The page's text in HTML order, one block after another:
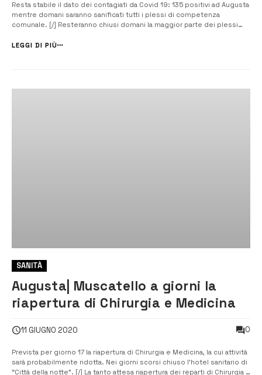
Resta stabile il dato dei contagiati da Covid 19: 135 positivi ad Augusta
mentre domani saranno sanificati tutti i plessi di competenza
comunale. [/] Resteranno chiusi domani la maggior parte dei plessi
annunciato domenica dal sindaco, Giuseppe Di Mare in occasione del
LEGGI DI PIÙ
SANITÀ
Augusta| Muscatello a giorni la
riapertura di Chirurgia e Medicina
11 GIUGNO 2020 0
Prevista per giorno 17 la riapertura di Chirurgia e Medicina, la cui attività
sarà probabilmente ridotta. Nei giorni scorsi chiuso l’hotel sanitario di
“Città della notte”. [/] La tanto attesa riapertura dei reparti di Chirurgia e